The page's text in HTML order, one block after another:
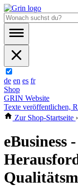
de en es fr
Shop
GRIN Website
Texte veröffentlichen,
Zur Shop-Startseite ›
eBusiness